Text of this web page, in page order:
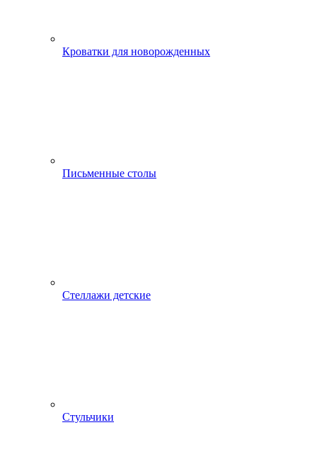
Кроватки для новорожденных
Письменные столы
Стеллажи детские
Стульчики